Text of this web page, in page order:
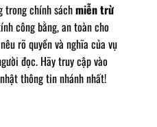
trong chính sáchmiễn trừ
công bằng, an toàn cho
rõ quyền và nghĩa của vụ
đọc. Hãy truy cập vào
thông tin nhánh nhất!